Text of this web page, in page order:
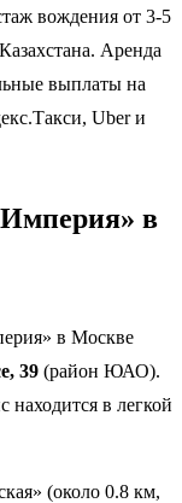
вождения от 3-5
Аренда
выплаты на
Uber и
в
в Москве
39 (район ЮАО).
находится в легкой
(около 0.8 км,